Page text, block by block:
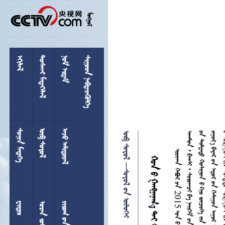

 

 
 
 
 
 
 

 